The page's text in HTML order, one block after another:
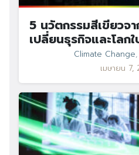
5 นวัตกรรมสีเขียวจ
เปลี่ยนธุรกิจและโลก
Climate Change,
เมษายน 7,